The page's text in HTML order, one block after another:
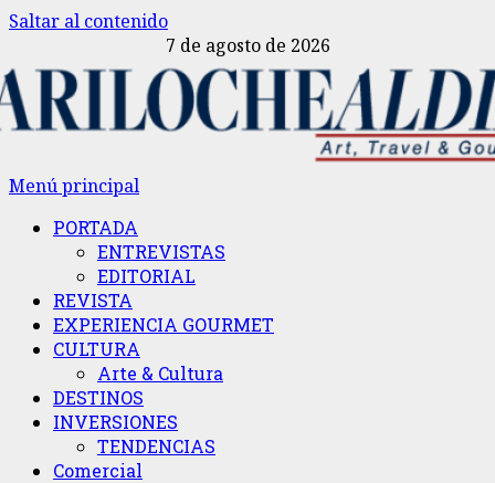
Saltar al contenido
7 de agosto de 2026
Menú principal
PORTADA
ENTREVISTAS
EDITORIAL
REVISTA
EXPERIENCIA GOURMET
CULTURA
Arte & Cultura
DESTINOS
INVERSIONES
TENDENCIAS
Comercial